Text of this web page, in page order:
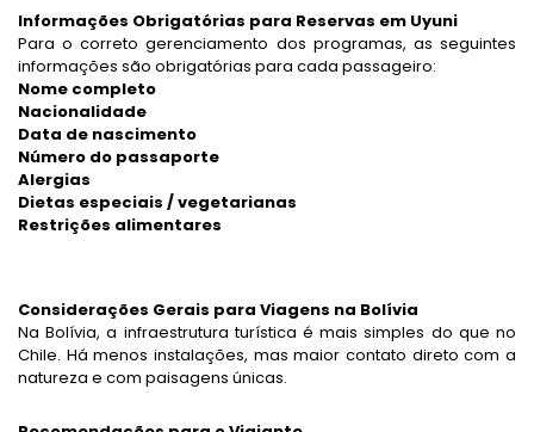
Informações Obrigatórias para Reservas em Uyuni
Para o correto gerenciamento dos programas, as seguintes
informações são obrigatórias para cada passageiro:
Nome completo
Nacionalidade
Data de nascimento
Número do passaporte
Alergias
Dietas especiais / vegetarianas
Restrições alimentares
Considerações Gerais para Viagens na Bolívia
Na Bolívia, a infraestrutura turística é mais simples do que no
Chile. Há menos instalações, mas maior contato direto com a
natureza e com paisagens únicas.